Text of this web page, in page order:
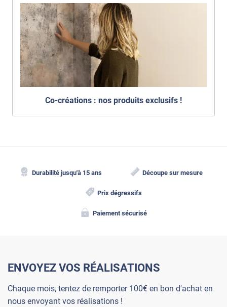
Co-créations : nos produits exclusifs !
Durabilité jusqu'à 15 ans Découpe sur mesure
Prix dégressifs
Paiement sécurisé
ENVOYEZ VOS RÉALISATIONS
Chaque mois, tentez de remporter 100€ en bon d'achat en
nous envoyant vos réalisations !